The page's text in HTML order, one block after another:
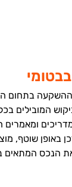
בתחום
המובילים בכל
ומאמרים
באופן שוטף,
הנכס המתאים